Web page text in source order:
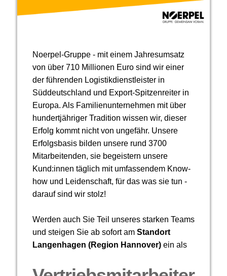
Noerpel-Gruppe - mit einem Jahresumsatz
von über 710 Millionen Euro sind wir einer
der führenden Logistikdienstleister in
Süddeutschland und Export-Spitzenreiter in
Europa. Als Familienunternehmen mit über
hundertjähriger Tradition wissen wir, dieser
Erfolg kommt nicht von ungefähr. Unsere
Erfolgsbasis bilden unsere rund 3700
Mitarbeitenden, sie begeistern unsere
Kund:innen täglich mit umfassendem Know-
how und Leidenschaft, für das was sie tun -
darauf sind wir stolz!
Werden auch Sie Teil unseres starken Teams
und steigen Sie ab sofort am Standort
Langenhagen (Region Hannover)ein als